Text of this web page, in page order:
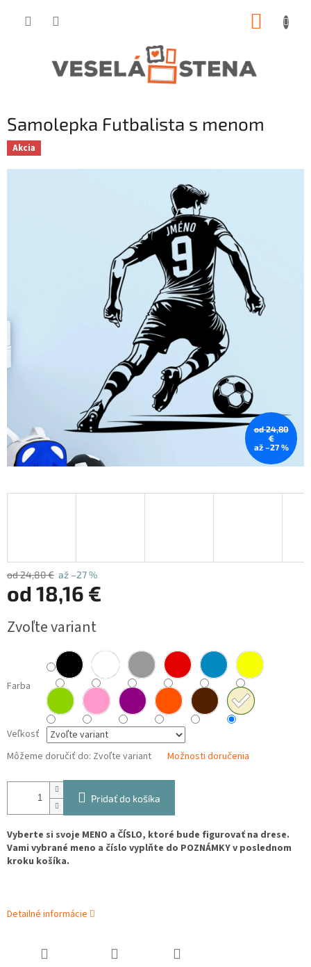
Samolepka Futbalista s menom
Akcia
od 24,80
€
až –27 %
od 24,80 € až –27 %
od 18,16 €
cena:
Zvoľte variant
Farba
Veľkosť
Môžeme doručiť do: Zvoľte variant Možnosti doručenia
Pridať do košíka
Vyberte si svoje MENO a ČÍSLO, ktoré bude figurovať na drese.
Vami vybrané meno a číslo vyplňte do POZNÁMKY v poslednom
kroku košíka.
Detailné informácie